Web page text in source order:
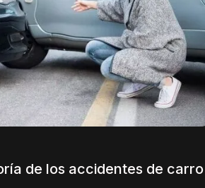
de los accidentes de carro